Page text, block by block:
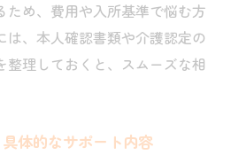
ため、費用や入所基準で悩む方
は、本人確認書類や介護認定の
理しておくと、スムーズな相
体的なサポート内容